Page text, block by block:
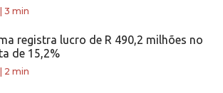
3 min
registra lucro de R 490,2 milhões no
de 15,2%
2 min